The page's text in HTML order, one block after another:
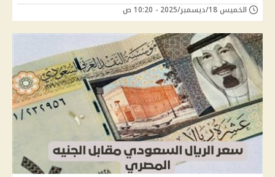
الخميس 18/ديسمبر/2025 - 10:20 ص